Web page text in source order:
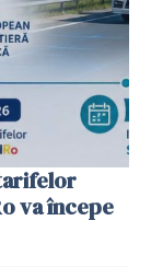
va începe